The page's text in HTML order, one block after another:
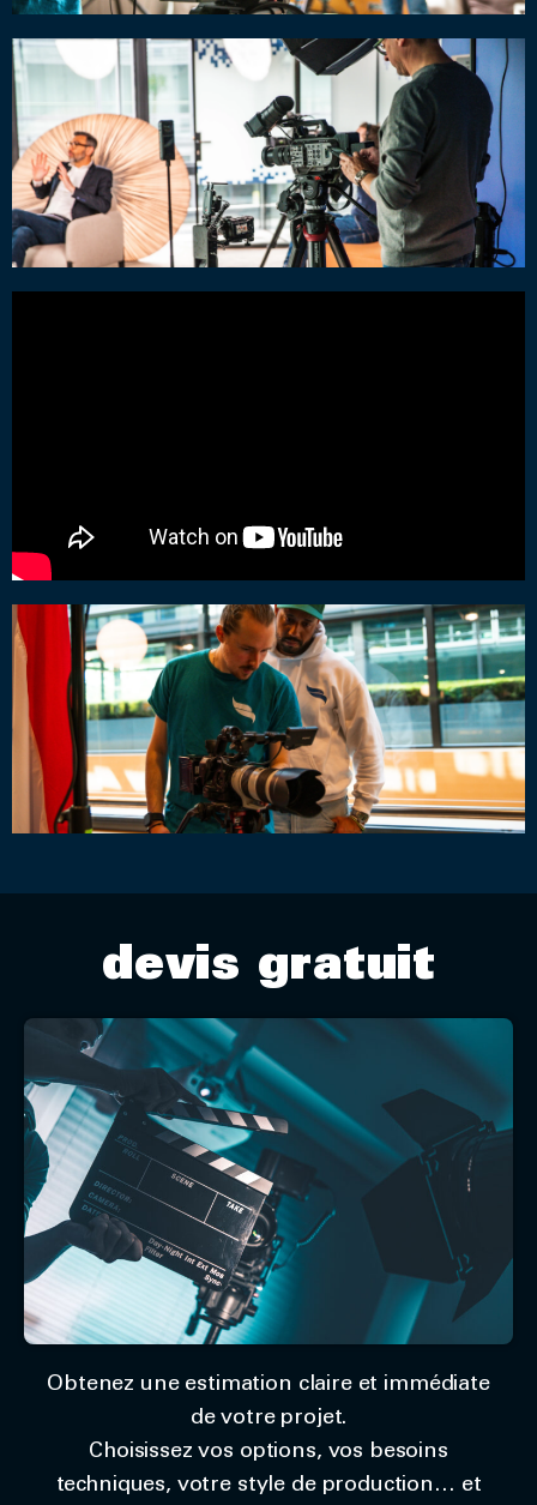
devis gratuit
Obtenez une estimation claire et immédiate
de votre projet.
Choisissez vos options, vos besoins
techniques, votre style de production… et